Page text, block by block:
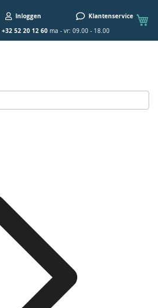
Inloggen Klantenservice
+32 52 20 12 60ma - vr: 09.00 - 18.00